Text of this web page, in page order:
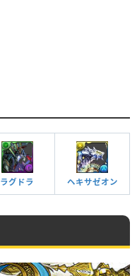
ラグドラ ヘキサゼオン